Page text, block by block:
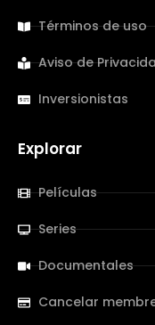
Términos de uso
Aviso de
Inversionistas
Explorar
Películas
Series
Documentales
Cancelar